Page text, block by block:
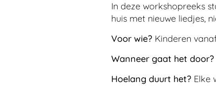
In deze workshopreeks
huis met nieuwe liedjes,
Voor wie? Kinderen
Wanneer gaat het door?
Hoelang duurt het? Elke